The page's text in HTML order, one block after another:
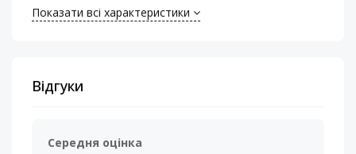
Показати всі характеристики
Відгуки
Середня оцінка